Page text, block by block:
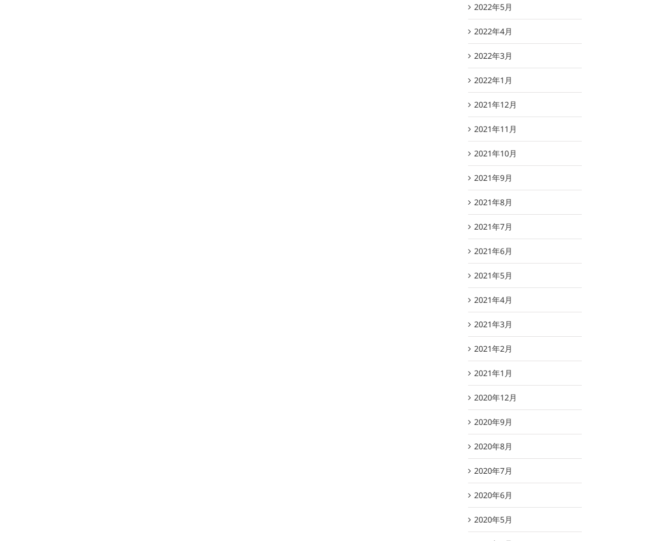
2022年5月
2022年4月
2022年3月
2022年1月
2021年12月
2021年11月
2021年10月
2021年9月
2021年8月
2021年7月
2021年6月
2021年5月
2021年4月
2021年3月
2021年2月
2021年1月
2020年12月
2020年9月
2020年8月
2020年7月
2020年6月
2020年5月